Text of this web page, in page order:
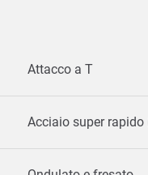
Attacco a T
Acciaio super rapido